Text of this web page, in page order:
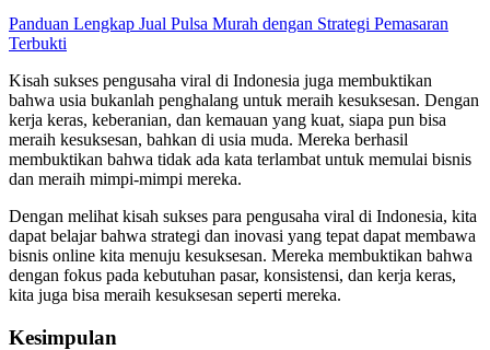
Panduan Lengkap Jual Pulsa Murah dengan Strategi Pemasaran
Terbukti
Kisah sukses pengusaha viral di Indonesia juga membuktikan
bahwa usia bukanlah penghalang untuk meraih kesuksesan. Dengan
kerja keras, keberanian, dan kemauan yang kuat, siapa pun bisa
meraih kesuksesan, bahkan di usia muda. Mereka berhasil
membuktikan bahwa tidak ada kata terlambat untuk memulai bisnis
dan meraih mimpi-mimpi mereka.
Dengan melihat kisah sukses para pengusaha viral di Indonesia, kita
dapat belajar bahwa strategi dan inovasi yang tepat dapat membawa
bisnis online kita menuju kesuksesan. Mereka membuktikan bahwa
dengan fokus pada kebutuhan pasar, konsistensi, dan kerja keras,
kita juga bisa meraih kesuksesan seperti mereka.
Kesimpulan